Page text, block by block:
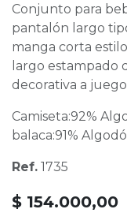
Conjunto para
pantalón largo
manga corta
largo estampado
decorativa a
Camiseta:92%
balaca:91%
Ref. 1735
$ 154.000,00